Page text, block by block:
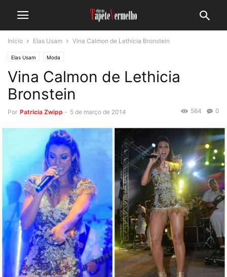
Início Elas Usam Vina Calmon de Lethicia Bronstein
Elas Usam Moda
Vina Calmon de Lethicia
Bronstein
Por Patricia Zwipp - 5 de março de 2014 0
564